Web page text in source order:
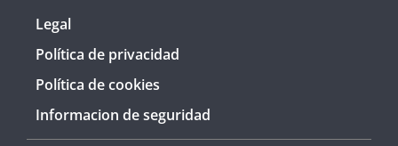
Legal
Política de privacidad
Política de cookies
Informacion de seguridad